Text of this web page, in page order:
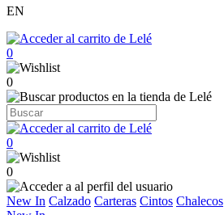
EN
0
0
0
0
New In Calzado Carteras Cintos Chalecos